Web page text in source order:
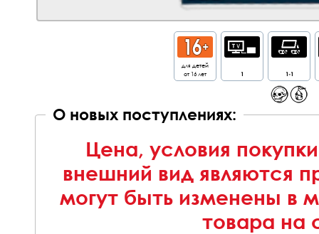
для детей
от 16 лет
1 1-1
О новых поступлениях:
Цена, условия
внешний вид являются
могут быть изменены в
товара на